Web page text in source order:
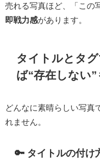
売れる写真ほど、「この
即戦力感があります。
タイトルとタ
ば“存在しない”
どんなに素晴らしい写真
れません。
🔑 タイトルの付け